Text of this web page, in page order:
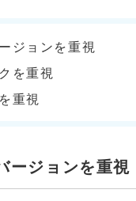
ジョンを重視
を重視
重視
ージョンを重視